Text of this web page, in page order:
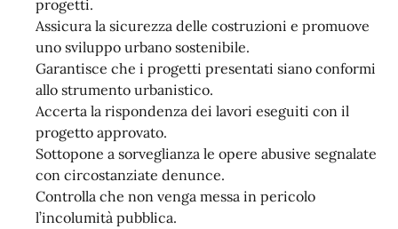
progetti.
Assicura la sicurezza delle costruzioni e promuove
uno sviluppo urbano sostenibile.
Garantisce che i progetti presentati siano conformi
allo strumento urbanistico.
Accerta la rispondenza dei lavori eseguiti con il
progetto approvato.
Sottopone a sorveglianza le opere abusive segnalate
con circostanziate denunce.
Controlla che non venga messa in pericolo
l’incolumità pubblica.